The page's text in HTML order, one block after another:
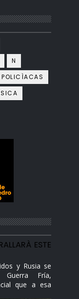
N
POLICÌACAS
ESTE
y Rusia se
Fría,
que a esa